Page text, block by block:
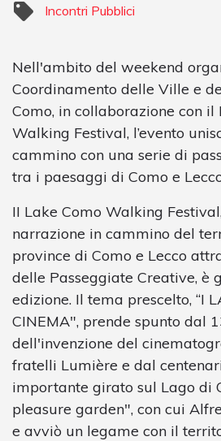
Incontri Pubblici
Nell'ambito del weekend
Coordinamento delle Ville e
Como, in collaborazione con il
Walking Festival, l’evento
cammino con una serie di
tra i paesaggi di Como e
II Lake Como Walking
narrazione in cammino del
province di Como e Lecco
delle Passeggiate Creative, è
edizione. Il tema prescelto, “I
CINEMA", prende spunto dal
dell'invenzione del
fratelli Lumière e dal
importante girato sul Lago di
pleasure garden", con cui
e avviò un legame con il